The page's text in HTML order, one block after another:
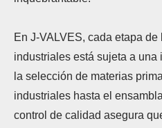
En J-VALVES, cada etapa
industriales está sujeta a
la selección de materias
industriales hasta el
control de calidad asegura